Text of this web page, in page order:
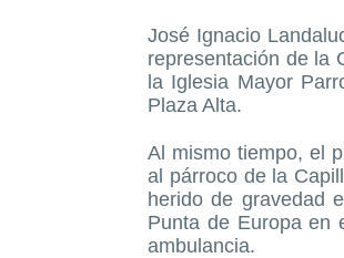
José Ignacio
representación de la
la Iglesia Mayor
Plaza Alta.
Al mismo tiempo, el
al párroco de la
herido de gravedad
Punta de Europa en
ambulancia.